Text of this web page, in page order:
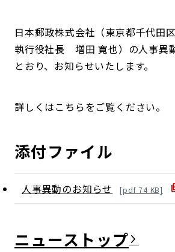
日本郵政株式会社（東京都千代田
執行役社長 増田 寬也）の人事異
とおり、お知らせいたします。
詳しくはこちらをご覧ください。
添付ファイル
人事異動のお知らせ [pdf 74 KB]
ニュース